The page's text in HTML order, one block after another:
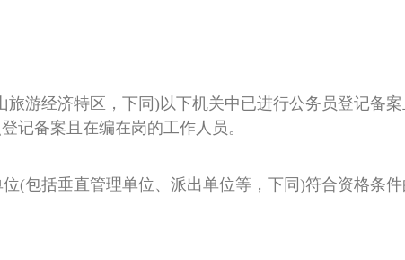
游经济特区，下同)以下机关中已进行公务员登记备
记备案且在编在岗的工作人员。
(包括垂直管理单位、派出单位等，下同)符合资格条件